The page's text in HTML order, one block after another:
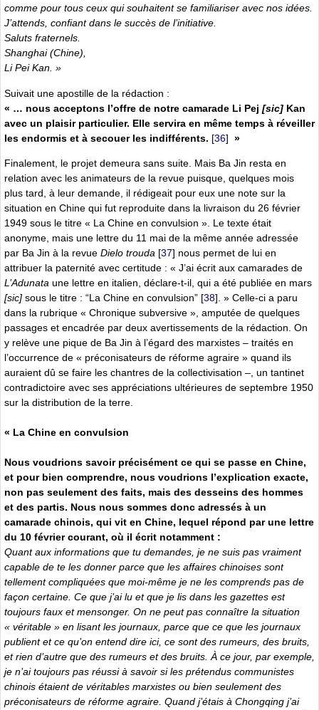
comme pour tous ceux qui souhaitent se familiariser avec nos idées.
J’attends, confiant dans le succès de l’initiative.
Saluts fraternels.
Shanghai (Chine),
Li Pei Kan. »
Suivait une apostille de la rédaction :
« … nous acceptons l’offre de notre camarade Li Pej [sic] Kan
avec un plaisir particulier. Elle servira en même temps à réveiller
les endormis et à secouer les indifférents. [36] »
Finalement, le projet demeura sans suite. Mais Ba Jin resta en
relation avec les animateurs de la revue puisque, quelques mois
plus tard, à leur demande, il rédigeait pour eux une note sur la
situation en Chine qui fut reproduite dans la livraison du 26 février
1949 sous le titre « La Chine en convulsion ». Le texte était
anonyme, mais une lettre du 11 mai de la même année adressée
par Ba Jin à la revue Dielo trouda [37] nous permet de lui en
attribuer la paternité avec certitude : « J’ai écrit aux camarades de
L’Adunata une lettre en italien, déclare-t-il, qui a été publiée en mars
[sic] sous le titre : “La Chine en convulsion” [38] . » Celle-ci a paru
dans la rubrique « Chronique subversive », amputée de quelques
passages et encadrée par deux avertissements de la rédaction. On
y relève une pique de Ba Jin à l’égard des marxistes – traités en
l’occurrence de « préconisateurs de réforme agraire » quand ils
auraient dû se faire les chantres de la collectivisation –, un tantinet
contradictoire avec ses appréciations ultérieures de septembre 1950
sur la distribution de la terre.
« La Chine en convulsion
Nous voudrions savoir précisément ce qui se passe en Chine,
et pour bien comprendre, nous voudrions l’explication exacte,
non pas seulement des faits, mais des desseins des hommes
et des partis. Nous nous sommes donc adressés à un
camarade chinois, qui vit en Chine, lequel répond par une lettre
du 10 février courant, où il écrit notamment :
Quant aux informations que tu demandes, je ne suis pas vraiment
capable de te les donner parce que les affaires chinoises sont
tellement compliquées que moi-même je ne les comprends pas de
façon certaine. Ce que j’ai lu et que je lis dans les gazettes est
toujours faux et mensonger. On ne peut pas connaître la situation
« véritable » en lisant les journaux, parce que ce que les journaux
publient et ce qu’on entend dire ici, ce sont des rumeurs, des bruits,
et rien d’autre que des rumeurs et des bruits. À ce jour, par exemple,
je n’ai toujours pas réussi à savoir si les prétendus communistes
chinois étaient de véritables marxistes ou bien seulement des
préconisateurs de réforme agraire. Quand j’étais à Chongqing j’ai